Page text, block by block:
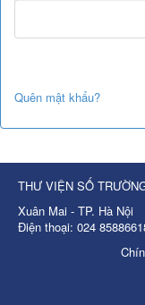
Quên mật khẩu?
THƯ VIỆN SỐ
Xuân Mai - TP. Hà Nội
Điện thoại: 024